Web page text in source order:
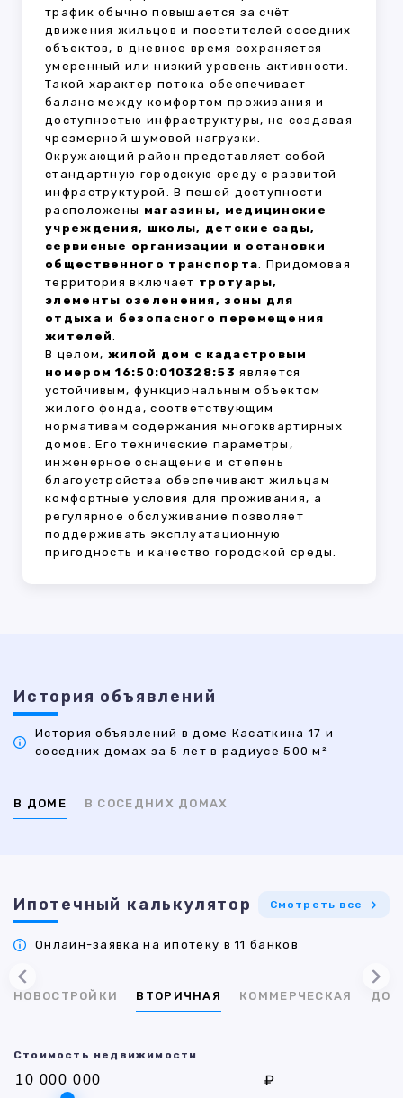
трафик обычно повышается за счёт
движения жильцов и посетителей соседних
объектов, в дневное время сохраняется
умеренный или низкий уровень активности.
Такой характер потока обеспечивает
баланс между комфортом проживания и
доступностью инфраструктуры, не создавая
чрезмерной шумовой нагрузки.
Окружающий район представляет собой
стандартную городскую среду с развитой
инфраструктурой. В пешей доступности
расположены магазины, медицинские
учреждения, школы, детские сады,
сервисные организации и остановки
общественного транспорта. Придомовая
территория включает тротуары,
элементы озеленения, зоны для
отдыха и безопасного перемещения
жителей.
В целом, жилой дом с кадастровым
номером 16:50:010328:53 является
устойчивым, функциональным объектом
жилого фонда, соответствующим
нормативам содержания многоквартирных
домов. Его технические параметры,
инженерное оснащение и степень
благоустройства обеспечивают жильцам
комфортные условия для проживания, а
регулярное обслуживание позволяет
поддерживать эксплуатационную
пригодность и качество городской среды.
История объявлений
История объявлений в доме Касаткина 17 и
соседних домах за 5 лет в радиусе 500 м²
В ДОМЕ В СОСЕДНИХ ДОМАХ
Ипотечный калькулятор Смотреть все
Онлайн-заявка на ипотеку в 11 банков
НОВОСТРОЙКИ ВТОРИЧНАЯ КОММЕРЧЕСКАЯ ДОМ
Стоимость недвижимости
₽